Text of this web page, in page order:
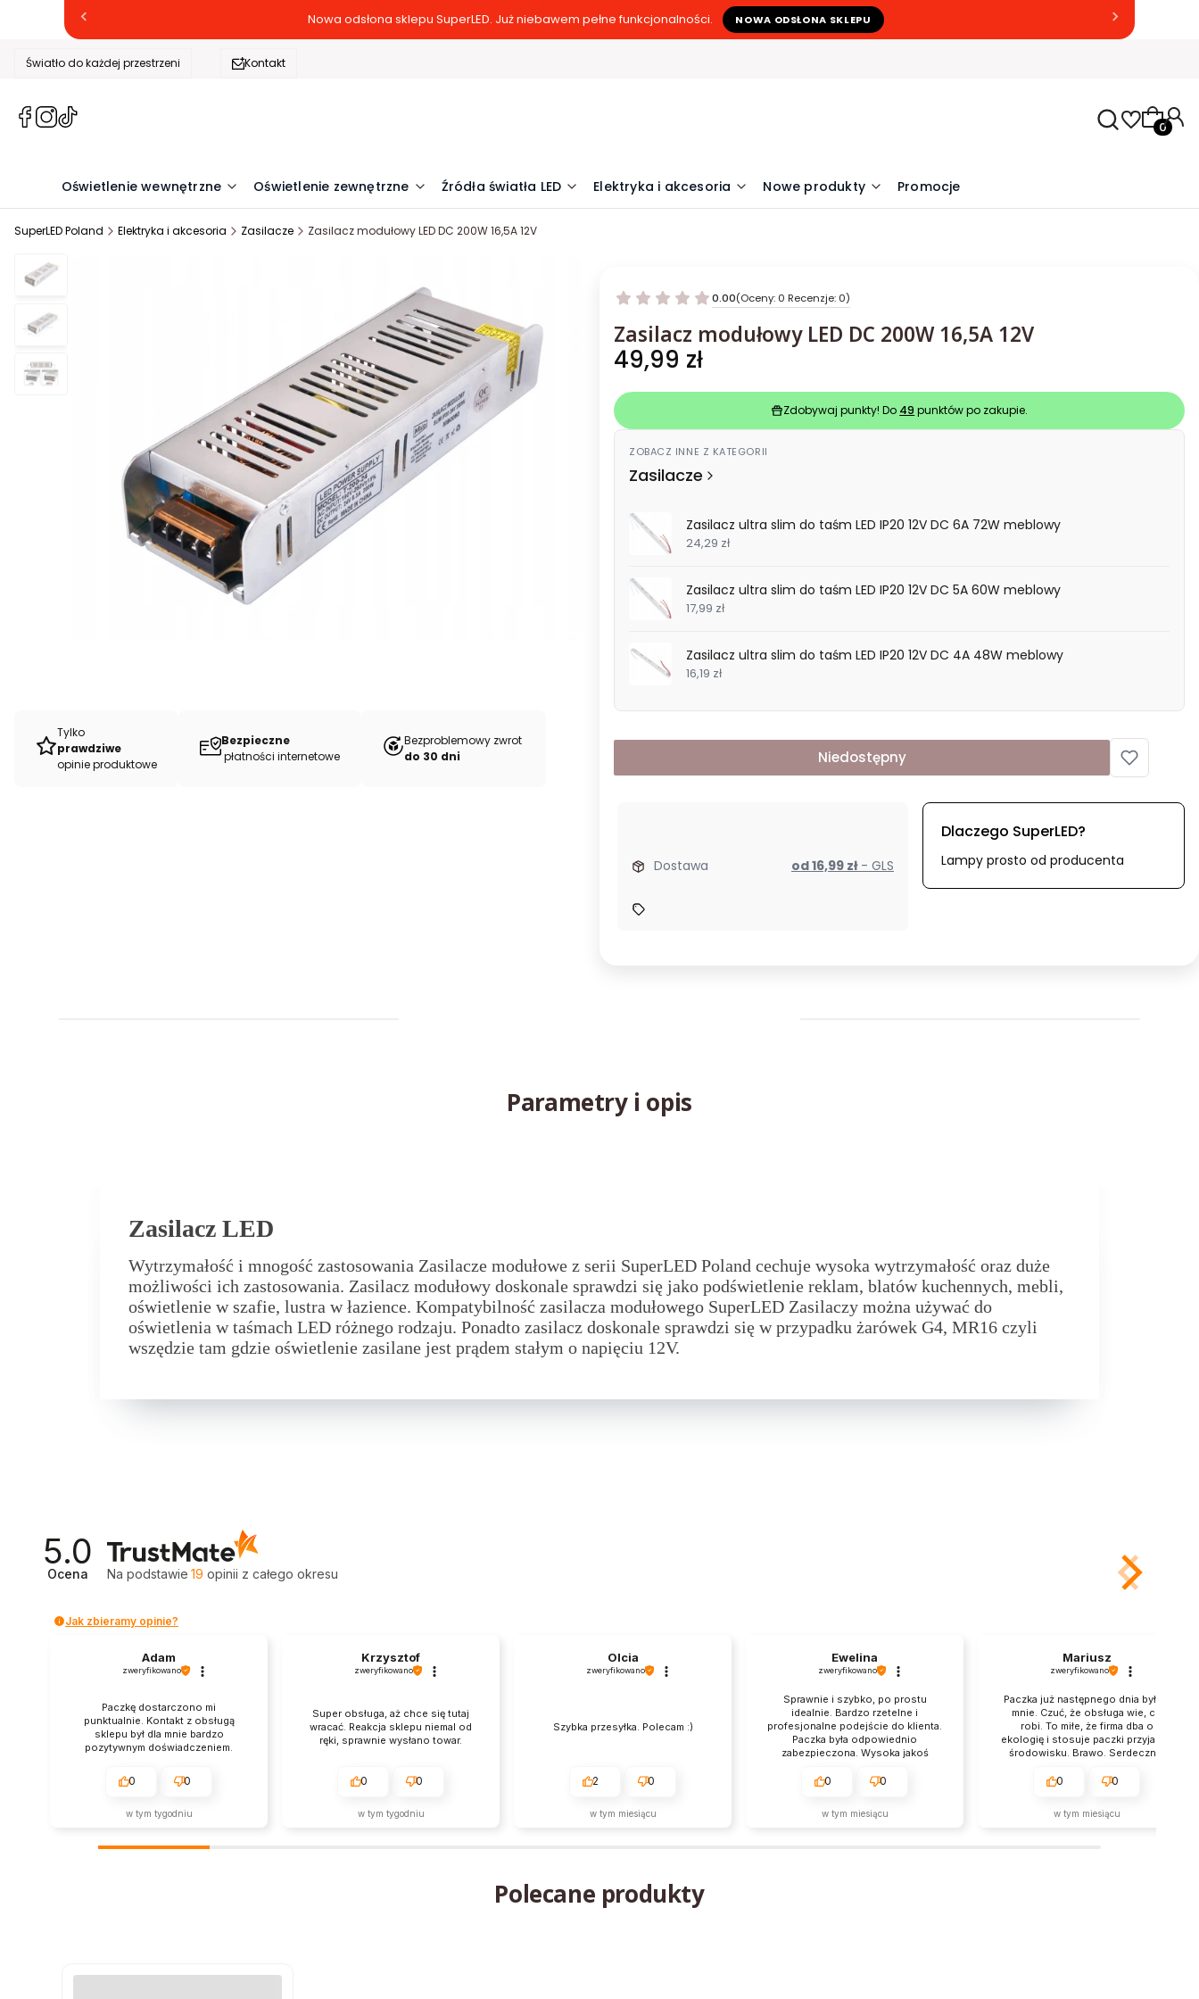
Nowa odsłona sklepu SuperLED. Już niebawem pełne funkcjonalności. NOWA ODSŁONA SKLEPU
Światło do każdej przestrzeni Kontakt
(Otwiera
(Otwiera
nowej
(Otwiera
nowej
Oświetlenie wewnętrzne Oświetlenie zewnętrzne Źródła światła LED Elektryka i akcesoria Nowe produkty Promocje
SuperLED Poland Elektryka i akcesoria Zasilacze Zasilacz modułowy LED DC 200W 16,5A 12V
Tylko
prawdziwe
opinie produktowe
Bezpieczne
płatności internetowe
Bezproblemowy zwrot
do 30 dni
0.00(Oceny: 0 Recenzje: 0)
Zasilacz modułowy LED DC 200W 16,5A 12V
Cena
49,99 zł
Zdobywaj punkty! Do 49 punktów po zakupie.
ZOBACZ INNE Z KATEGORII
Zasilacze
Zasilacz ultra slim do taśm LED IP20 12V DC 6A 72W meblowy
24,29 zł
Zasilacz ultra slim do taśm LED IP20 12V DC 5A 60W meblowy
17,99 zł
Zasilacz ultra slim do taśm LED IP20 12V DC 4A 48W meblowy
16,19 zł
Niedostępny
Dostawa od 16,99 zł - GLS
Dlaczego SuperLED?
Lampy prosto od producenta
Parametry i opis
Zasilacz LED
Wytrzymałość i mnogość zastosowania Zasilacze modułowe z serii SuperLED Poland cechuje wysoka wytrzymałość oraz duże
możliwości ich zastosowania. Zasilacz modułowy doskonale sprawdzi się jako podświetlenie reklam, blatów kuchennych, mebli,
oświetlenie w szafie, lustra w łazience. Kompatybilność zasilacza modułowego SuperLED Zasilaczy można używać do
oświetlenia w taśmach LED różnego rodzaju. Ponadto zasilacz doskonale sprawdzi się w przypadku żarówek G4, MR16 czyli
wszędzie tam gdzie oświetlenie zasilane jest prądem stałym o napięciu 12V.
5.0
Ocena Na podstawie 19 opinii z całego okresu
Jak zbieramy opinie?
Adam
zweryfikowano
Paczkę dostarczono mi
punktualnie. Kontakt z obsługą
sklepu był dla mnie bardzo
pozytywnym doświadczeniem.
0 0
w tym tygodniu
Krzysztof
zweryfikowano
Super obsługa, aż chce się tutaj
wracać. Reakcja sklepu niemal od
ręki, sprawnie wysłano towar.
0 0
w tym tygodniu
Olcia
zweryfikowano
Szybka przesyłka. Polecam :)
2 0
w tym miesiącu
Ewelina
zweryfikowano
Sprawnie i szybko, po prostu
idealnie. Bardzo rzetelne i
profesjonalne podejście do klienta.
Paczka była odpowiednio
zabezpieczona. Wysoka jakoś
kolejny raz.
0 0
w tym miesiącu
Mariusz
zweryfikowano
Paczka już następnego dnia była u
mnie. Czuć, że obsługa wie, co
robi. To miłe, że firma dba o
ekologię i stosuje paczki przyjazne
środowisku. Brawo. Serdecznie
Stały klient.
0 0
w tym miesiącu
Polecane produkty